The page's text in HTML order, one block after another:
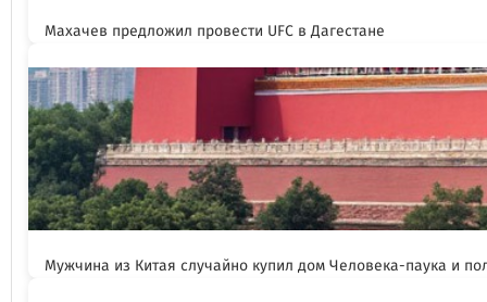
Махачев предложил провести UFC в Дагестане
Мужчина из Китая случайно купил дом Человека-паука и